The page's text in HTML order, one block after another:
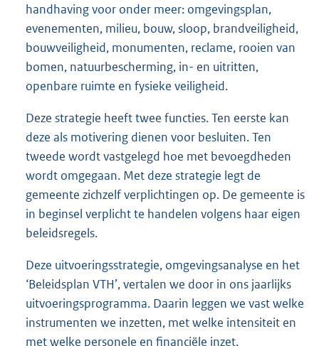
handhaving voor onder meer: omgevingsplan,
evenementen, milieu, bouw, sloop, brandveiligheid,
bouwveiligheid, monumenten, reclame, rooien van
bomen, natuurbescherming, in- en uitritten,
openbare ruimte en fysieke veiligheid.
Deze strategie heeft twee functies. Ten eerste kan
deze als motivering dienen voor besluiten. Ten
tweede wordt vastgelegd hoe met bevoegdheden
wordt omgegaan. Met deze strategie legt de
gemeente zichzelf verplichtingen op. De gemeente is
in beginsel verplicht te handelen volgens haar eigen
beleidsregels.
Deze uitvoeringsstrategie, omgevingsanalyse en het
‘Beleidsplan VTH’, vertalen we door in ons jaarlijks
uitvoeringsprogramma. Daarin leggen we vast welke
instrumenten we inzetten, met welke intensiteit en
met welke personele en financiële inzet.